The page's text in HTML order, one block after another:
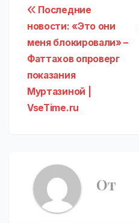
Навигация
по
записям
Последние
новости: «Это они
меня блокировали» –
Фаттахов опроверг
показания
Муртазиной |
VseTime.ru
От